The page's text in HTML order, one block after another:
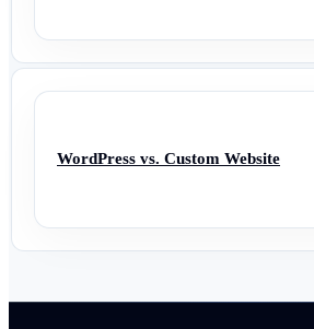
WordPress vs. Custom Website